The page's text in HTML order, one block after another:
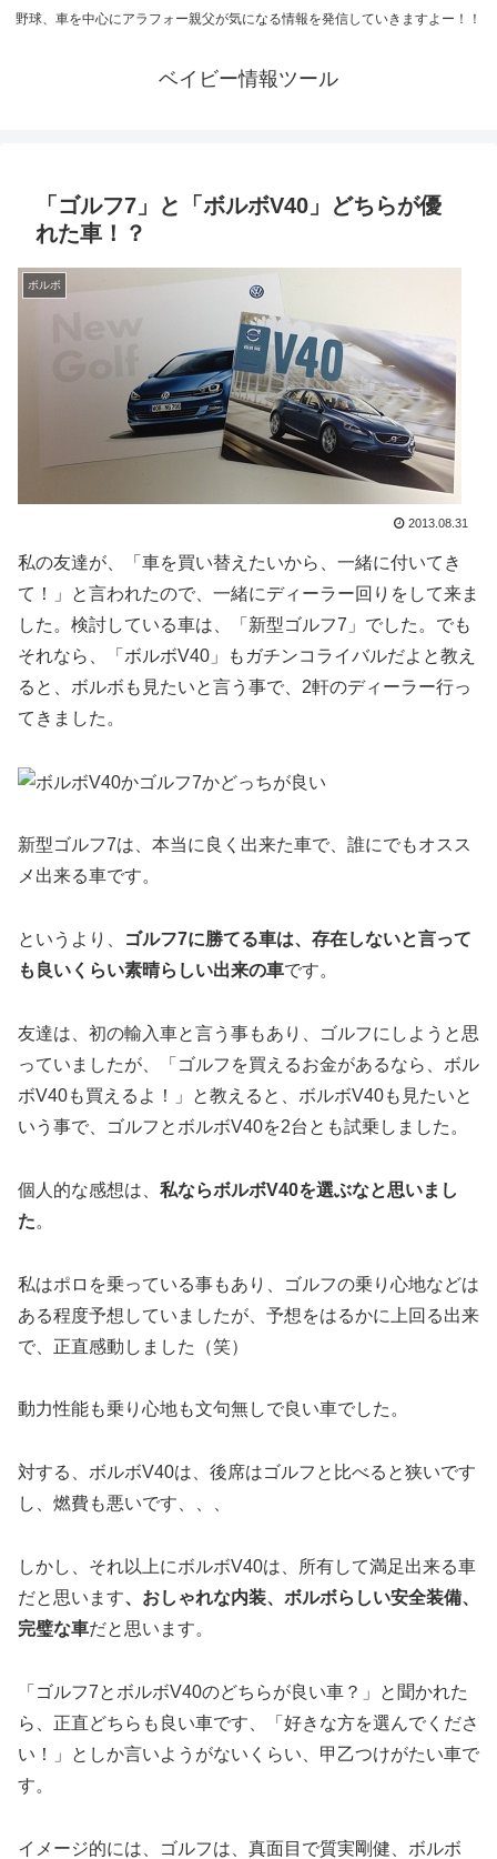
野球、車を中心にアラフォー親父が気になる情報を発信していきますよー！！
ベイビー情報ツール
「ゴルフ7」と「ボルボV40」どちらが優
れた車！？
ボルボ
2013.08.31
私の友達が、「車を買い替えたいから、一緒に付いてき
て！」と言われたので、一緒にディーラー回りをして来ま
した。検討している車は、「新型ゴルフ7」でした。でも
それなら、「ボルボV40」もガチンコライバルだよと教え
ると、ボルボも見たいと言う事で、2軒のディーラー行っ
てきました。
新型ゴルフ7は、本当に良く出来た車で、誰にでもオスス
メ出来る車です。
というより、
ゴルフ7に勝てる車は、存在しないと言って
も良いくらい素晴らしい出来の車です。
友達は、初の輸入車と言う事もあり、ゴルフにしようと思
っていましたが、「ゴルフを買えるお金があるなら、ボル
ボV40も買えるよ！」と教えると、ボルボV40も見たいと
いう事で、ゴルフとボルボV40を2台とも試乗しました。
個人的な感想は、 私ならボルボV40を選ぶなと思いまし
た。
私はポロを乗っている事もあり、ゴルフの乗り心地などは
ある程度予想していましたが、予想をはるかに上回る出来
で、正直感動しました（笑）
動力性能も乗り心地も文句無しで良い車でした。
対する、ボルボV40は、後席はゴルフと比べると狭いです
し、燃費も悪いです、、、
しかし、それ以上にボルボV40は、所有して満足出来る車
だと思います、おしゃれな内装、ボルボらしい安全装備、
完璧な車だと思います。
「ゴルフ7とボルボV40のどちらが良い車？」と聞かれた
ら、正直どちらも良い車です、「好きな方を選んでくださ
い！」としか言いようがないくらい、甲乙つけがたい車で
す。
イメージ的には、ゴルフは、真面目で質実剛健、ボルボ